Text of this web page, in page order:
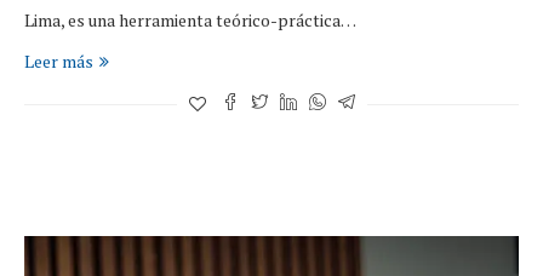
Lima, es una herramienta teórico-práctica…
Leer más